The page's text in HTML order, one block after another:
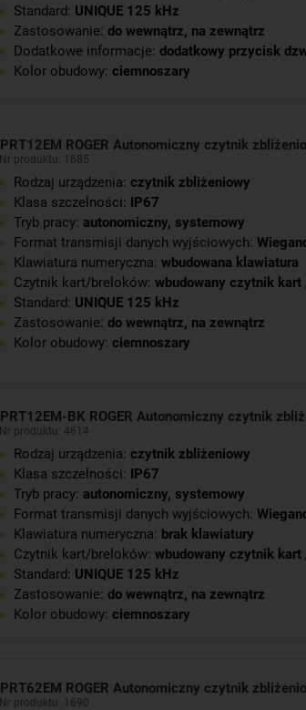
Standard: UNIQUE 125 kHz
Zastosowanie: do wewnątrz, na zewnątrz
Dodatkowe informacje: dodatkowy przycisk
Kolor obudowy: ciemnoszary
PRT12EM ROGER Autonomiczny czytnik
Nr produktu: 1685
Rodzaj urządzenia: czytnik zbliżeniowy
Klasa szczelności: IP67
Tryb pracy: autonomiczny, systemowy
Format transmisji danych wyjściowych:
Klawiatura numeryczna: wbudowana klawiatura
Czytnik kart/breloków: wbudowany czytnik kart
Standard: UNIQUE 125 kHz
Zastosowanie: do wewnątrz, na zewnątrz
Kolor obudowy: ciemnoszary
PRT12EM-BK ROGER Autonomiczny czytnik
Nr produktu: 4614
Rodzaj urządzenia: czytnik zbliżeniowy
Klasa szczelności: IP67
Tryb pracy: autonomiczny, systemowy
Format transmisji danych wyjściowych:
Klawiatura numeryczna: brak klawiatury
Czytnik kart/breloków: wbudowany czytnik kart
Standard: UNIQUE 125 kHz
Zastosowanie: do wewnątrz, na zewnątrz
Kolor obudowy: ciemnoszary
PRT62EM ROGER Autonomiczny czytnik
Nr produktu: 1690